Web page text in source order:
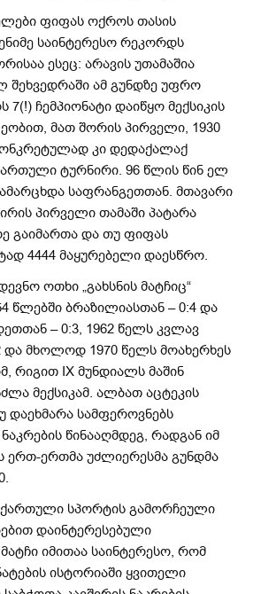
ფიფას ოქროს თასის
საინტერესო რეკორდს
ესეც: არავის უთამაშია
შეხვედრაში ამ გუნდზე უფრო
ჩემპიონატი დაიწყო მექსიკის
მათ შორის პირველი, 1930
კი დედაქალაქ
ტურნირი. 96 წლის წინ ელ
საფრანგეთთან. მთავარი
პირველი თამაში პატარა
გაიმართა და თუ ფიფას
4444 მაყურებელი დაესწრო.
ოთხი „გახსნის მატჩიც“
წლებში ბრაზილიასთან – 0:4 და
– 0:3, 1962 წელს კვლავ
და მხოლოდ 1970 წელს მოახერხეს
რიგით IX მუნდიალს მაშინ
მექსიკამ. ალბათ აცტეკის
დაეხმარა სამფეროვნებს
წინააღმდეგ, რადგან იმ
ერთ-ერთმა უძლიერესმა გუნდმა
სპორტის გამორჩეული
დაინტერესებული
იმითაა საინტერესო, რომ
ისტორიაში ყვითელი